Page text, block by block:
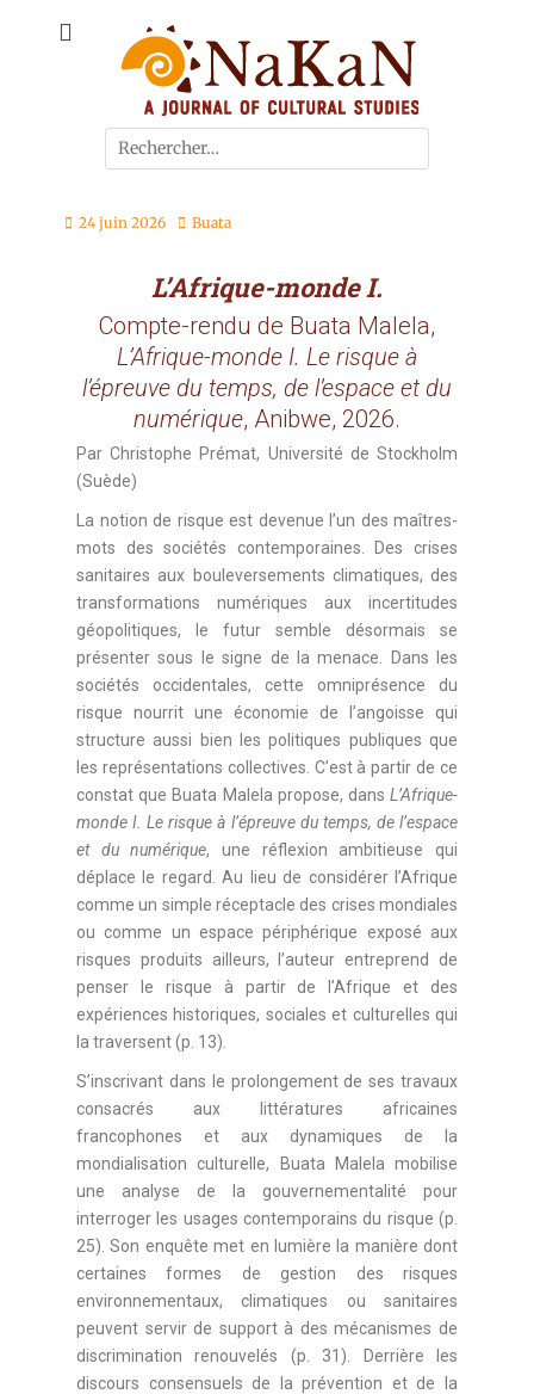
Journal NaKaN
A journal of cultural studies
24 juin 2026 Buata
L’Afrique-monde I.
Compte-rendu de Buata Malela,
L’Afrique-monde I. Le risque à
l’épreuve du temps, de l’espace et du
numérique, Anibwe, 2026.
Par Christophe Prémat, Université de Stockholm
(Suède)
La notion de risque est devenue l’un des maîtres-
mots des sociétés contemporaines. Des crises
sanitaires aux bouleversements climatiques, des
transformations numériques aux incertitudes
géopolitiques, le futur semble désormais se
présenter sous le signe de la menace. Dans les
sociétés occidentales, cette omniprésence du
risque nourrit une économie de l’angoisse qui
structure aussi bien les politiques publiques que
les représentations collectives. C’est à partir de ce
constat que Buata Malela propose, dans L’Afrique-
monde I. Le risque à l’épreuve du temps, de l’espace
et du numérique, une réflexion ambitieuse qui
déplace le regard. Au lieu de considérer l’Afrique
comme un simple réceptacle des crises mondiales
ou comme un espace périphérique exposé aux
risques produits ailleurs, l’auteur entreprend de
penser le risque à partir de l’Afrique et des
expériences historiques, sociales et culturelles qui
la traversent (p. 13).
S’inscrivant dans le prolongement de ses travaux
consacrés aux littératures africaines
francophones et aux dynamiques de la
mondialisation culturelle, Buata Malela mobilise
une analyse de la gouvernementalité pour
interroger les usages contemporains du risque (p.
25). Son enquête met en lumière la manière dont
certaines formes de gestion des risques
environnementaux, climatiques ou sanitaires
peuvent servir de support à des mécanismes de
discrimination renouvelés (p. 31). Derrière les
discours consensuels de la prévention et de la